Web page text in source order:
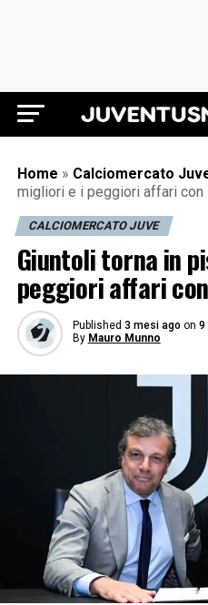
Home » Calciomercato
migliori e i peggiori affari con
CALCIOMERCATO JUVE
Giuntoli torna in
peggiori affari
Published 3 mesi ago on 9
By Mauro Munno